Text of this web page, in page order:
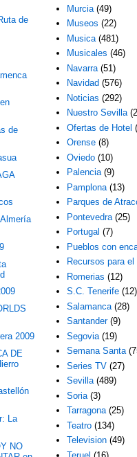
de
de
2009
DE
La
NO
Murcia (49)
Museos (22)
Musica (481)
Musicales (46)
Navarra (51)
Navidad (576)
Noticias (292)
Nuestro Sevilla
Ofertas de Hotel
Orense (8)
Oviedo (10)
Palencia (9)
Pamplona (13)
Parques de
Pontevedra (25)
Portugal (7)
Pueblos con
Recursos para el
Romerias (12)
S.C. Tenerife (12)
Salamanca (28)
Santander (9)
Segovia (19)
Semana Santa
Series TV (27)
Sevilla (489)
Soria (3)
Tarragona (25)
Teatro (134)
Television (49)